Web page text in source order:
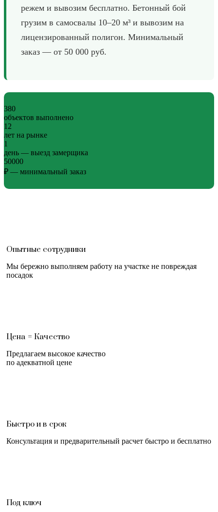
режем и вывозим бесплатно. Бетонный бой
грузим в самосвалы 10–20 м³ и вывозим на
лицензированный полигон. Минимальный
заказ — от 50 000 руб.
380
объектов выполнено
12
лет на рынке
1
день — выезд замерщика
50000
₽ — минимальный заказ
Опытные сотрудники
Мы бережно выполняем работу на участке не повреждая
посадок
Цена = Качество
Предлагаем высокое качество
по адекватной цене
Быстро и в срок
Консультация и предварительный расчет быстро и бесплатно
Под ключ